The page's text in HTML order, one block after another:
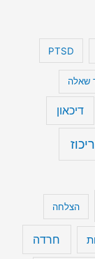
PTSD
שאלה
דיכאון
הצלחה
חרדה